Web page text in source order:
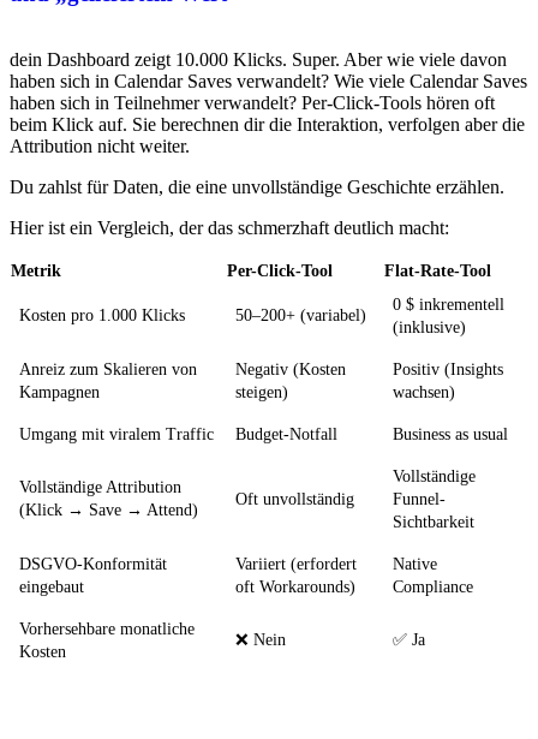
dein Dashboard zeigt 10.000 Klicks. Super. Aber wie viele davon
haben sich in Calendar Saves verwandelt? Wie viele Calendar Saves
haben sich in Teilnehmer verwandelt? Per-Click-Tools hören oft
beim Klick auf. Sie berechnen dir die Interaktion, verfolgen aber die
Attribution nicht weiter.
Du zahlst für Daten, die eine unvollständige Geschichte erzählen.
Hier ist ein Vergleich, der das schmerzhaft deutlich macht:
Metrik Per-Click-Tool Flat-Rate-Tool
Kosten pro 1.000 Klicks 50–200+ (variabel)
0 $ inkrementell
(inklusive)
Anreiz zum Skalieren von
Kampagnen
Negativ (Kosten
steigen)
Positiv (Insights
wachsen)
Umgang mit viralem Traffic Budget-Notfall Business as usual
Vollständige Attribution
(Klick → Save → Attend)
Oft unvollständig
Vollständige
Funnel-
Sichtbarkeit
DSGVO-Konformität
eingebaut
Variiert (erfordert
oft Workarounds)
Native
Compliance
Vorhersehbare monatliche
Kosten
❌ Nein ✅ Ja